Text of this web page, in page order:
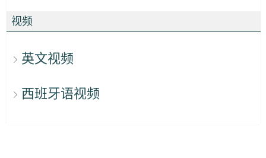
视频
英文视频
西班牙语视频